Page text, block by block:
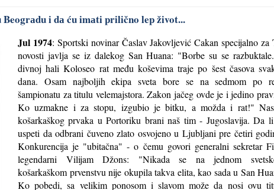
i dа ću imаti prilično lep život...
Jul 1974: Sportski novinar Časlav Jakovljević Cakan specijalno za
novosti javlja se iz dalekog San Huana: "Borbe su se
divnoj hali Koloseo rat među koševima traje po šest časova
dana. Osam najboljih ekipa sveta bore se na sedmom po
šampionatu za titulu velemajstora. Zakon jačeg ovde je i jedino
Ko uzmakne i za stopu, izgubio je bitku, a možda i rat!"
košarkaškog prvaka u Portoriku brani naš tim - Jugoslavija. Da
uspeti da odbrani čuveno zlato osvojeno u Ljubljani pre četiri
Konkurencija je "ubitačna" - o čemu govori generalni sekretar
legendarni Vilijam Džons: "Nikada se na jednom
košarkaškom prvenstvu nije okupila takva elita, kao sada u San
Ko pobedi, sa velikim ponosom i slavom može da nosi ovu